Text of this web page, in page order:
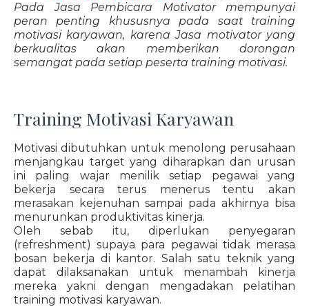
Pada Jasa Pembicara Motivator mempunyai
peran penting khususnya pada saat training
motivasi karyawan, karena Jasa motivator yang
berkualitas akan memberikan dorongan
semangat pada setiap peserta training motivasi.
Training Motivasi Karyawan
Motivasi dibutuhkan untuk menolong perusahaan
menjangkau target yang diharapkan dan urusan
ini paling wajar menilik setiap pegawai yang
bekerja secara terus menerus tentu akan
merasakan kejenuhan sampai pada akhirnya bisa
menurunkan produktivitas kinerja.
Oleh sebab itu, diperlukan penyegaran
(refreshment) supaya para pegawai tidak merasa
bosan bekerja di kantor. Salah satu teknik yang
dapat dilaksanakan untuk menambah kinerja
mereka yakni dengan mengadakan pelatihan
training motivasi karyawan.